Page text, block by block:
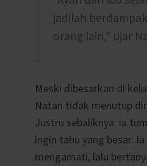
jadilah
orang lain,” ujar
Meski dibesarkan di
Natan tidak menutup
Justru sebaliknya: ia
ingin tahu yang besar.
mengamati, lalu